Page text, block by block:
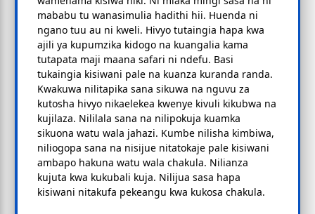
mababu tu wanasimulia hadithi hii. Huenda ni
ngano tuu au ni kweli. Hivyo tutaingia hapa kwa
ajili ya kupumzika kidogo na kuangalia kama
tutapata maji maana safari ni ndefu. Basi
tukaingia kisiwani pale na kuanza kuranda randa.
Kwakuwa nilitapika sana sikuwa na nguvu za
kutosha hivyo nikaelekea kwenye kivuli kikubwa na
kujilaza. Nililala sana na nilipokuja kuamka
sikuona watu wala jahazi. Kumbe nilisha kimbiwa,
niliogopa sana na nisijue nitatokaje pale kisiwani
ambapo hakuna watu wala chakula. Nilianza
kujuta kwa kukubali kuja. Nilijua sasa hapa
kisiwani nitakufa pekeangu kwa kukosa chakula.